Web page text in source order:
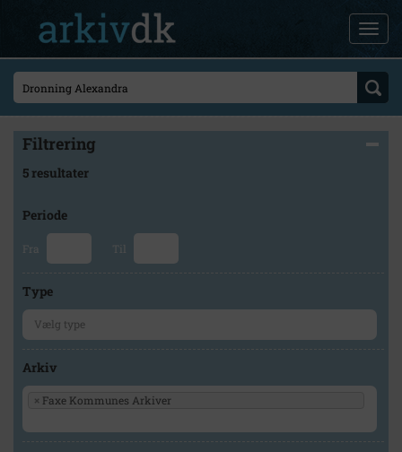
Filtrering
5 resultater
Periode
Fra Til
Type
Arkiv
× Faxe Kommunes Arkiver